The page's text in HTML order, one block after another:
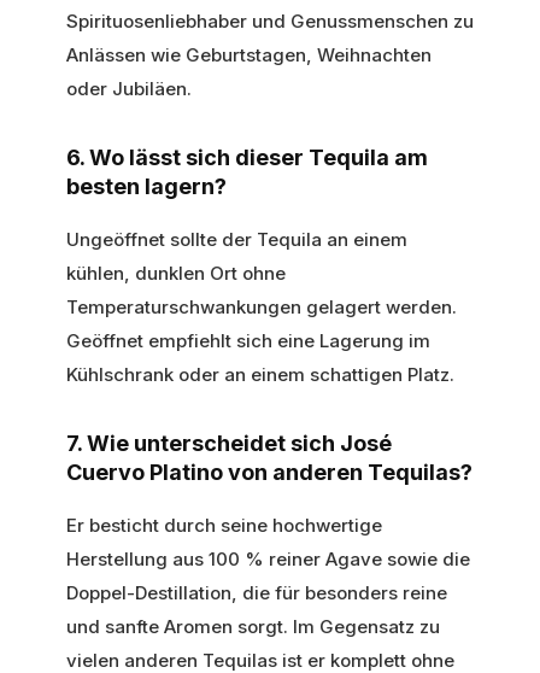
Spirituosenliebhaber und Genussmenschen zu
Anlässen wie Geburtstagen, Weihnachten
oder Jubiläen.
6. Wo lässt sich dieser Tequila am
besten lagern?
Ungeöffnet sollte der Tequila an einem
kühlen, dunklen Ort ohne
Temperaturschwankungen gelagert werden.
Geöffnet empfiehlt sich eine Lagerung im
Kühlschrank oder an einem schattigen Platz.
7. Wie unterscheidet sich José
Cuervo Platino von anderen Tequilas?
Er besticht durch seine hochwertige
Herstellung aus 100 % reiner Agave sowie die
Doppel-Destillation, die für besonders reine
und sanfte Aromen sorgt. Im Gegensatz zu
vielen anderen Tequilas ist er komplett ohne